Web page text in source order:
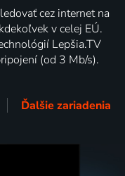
cez internet na
v celej EÚ.
Lepšia.TV
(od 3 Mb/s).
Ďalšie zariadenia